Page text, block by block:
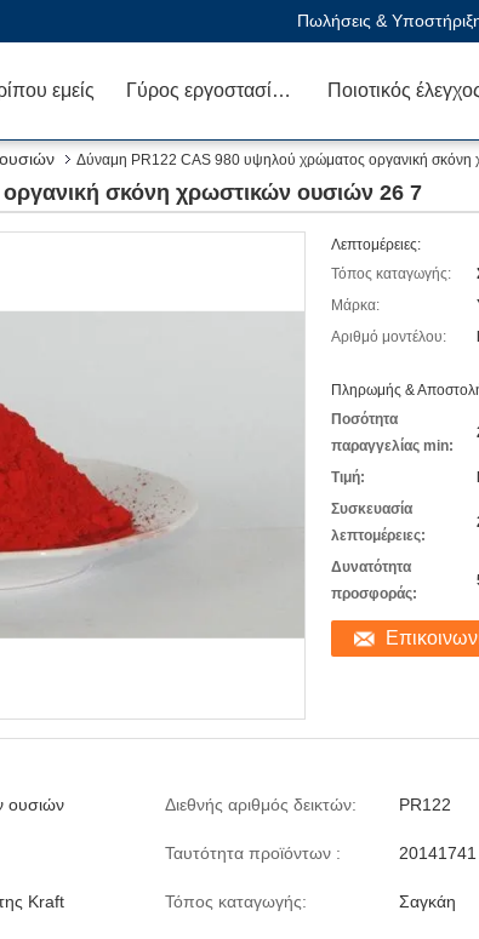
Πωλήσεις &
εμείς Γύρος εργοστασίων Ποιοτικός
Δύναμη PR122 CAS 980 υψηλού χρώματος οργανική σκόνη
σκόνη χρωστικών ουσιών 26 7
Λεπτομέρειες:
Τόπος καταγωγής:
Μάρκα:
Αριθμό μοντέλου:
Πληρωμής &
Ποσότητα
παραγγελίας min:
Τιμή:
Συσκευασία
λεπτομέρειες:
Δυνατότητα
προσφοράς:
ουσιών Διεθνής αριθμός δεικτών: PR122
Ταυτότητα προϊόντων : 20141741
Kraft Τόπος καταγωγής: Σαγκάη